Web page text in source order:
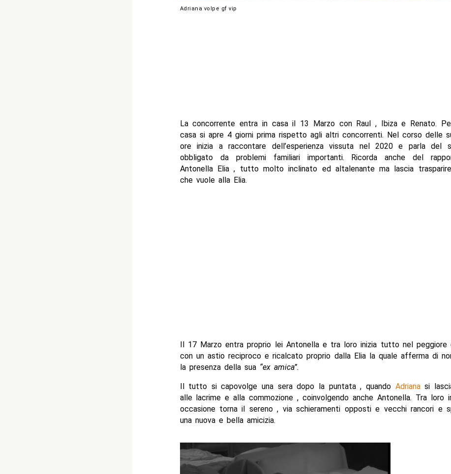
Adriana volpe gf vip
La concorrente entra in casa il 13 Marzo con Raul , Ibiza e Renato.
casa si apre 4 giorni prima rispetto agli altri concorrenti. Nel corso delle
ore inizia a raccontare dell’esperienza vissuta nel 2020 e parla del
obbligato da problemi familiari importanti. Ricorda anche del
Antonella Elia , tutto molto inclinato ed altalenante ma lascia
che vuole alla Elia.
Il 17 Marzo entra proprio lei Antonella e tra loro inizia tutto nel peggiore
con un astio reciproco e ricalcato proprio dalla Elia la quale afferma di
la presenza della sua“ex amica”.
Il tutto si capovolge una sera dopo la puntata , quando Adrianasi
alle lacrime e alla commozione , coinvolgendo anche Antonella. Tra loro
occasione torna il sereno , via schieramenti opposti e vecchi rancori e
una nuova e bella amicizia.